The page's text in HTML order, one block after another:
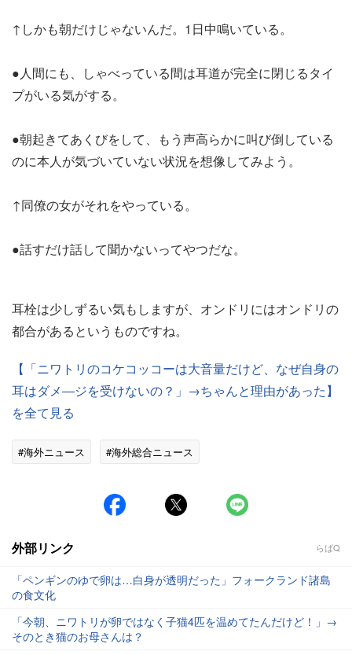
↑しかも朝だけじゃないんだ。1日中鳴いている。
●人間にも、しゃべっている間は耳道が完全に閉じるタイ
プがいる気がする。
●朝起きてあくびをして、もう声高らかに叫び倒している
のに本人が気づいていない状況を想像してみよう。
↑同僚の女がそれをやっている。
●話すだけ話して聞かないってやつだな。
耳栓は少しずるい気もしますが、オンドリにはオンドリの
都合があるというものですね。
【「ニワトリのコケコッコーは大音量だけど、なぜ自身の
耳はダメ―ジを受けないの？」→ちゃんと理由があった】
を全て見る
#海外ニュース #海外総合ニュース
外部リンク らばQ
「ペンギンのゆで卵は…白身が透明だった」フォークランド諸島
の食文化
「今朝、ニワトリが卵ではなく子猫4匹を温めてたんだけど！」→
そのとき猫のお母さんは？